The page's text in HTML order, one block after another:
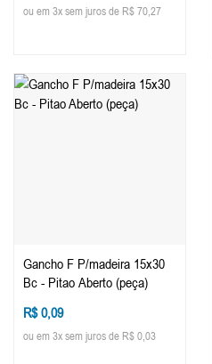
ou em 3x sem juros de R$ 70,27
Gancho F P/madeira 15x30
Bc - Pitao Aberto (peça)
R$ 0,09
ou em 3x sem juros de R$ 0,03